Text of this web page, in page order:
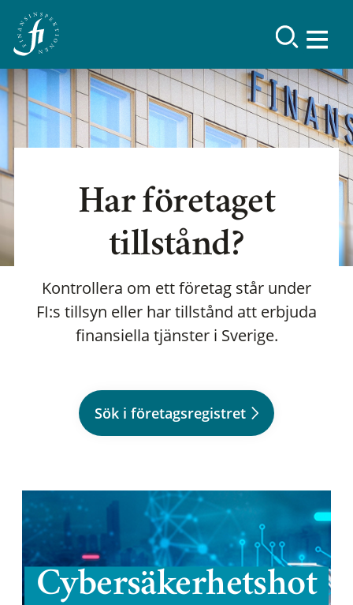
Har företaget
tillstånd?
Kontrollera om ett företag står under
FI:s tillsyn eller har tillstånd att erbjuda
finansiella tjänster i Sverige.
Sök i företagsregistret
Cybersäkerhetshot